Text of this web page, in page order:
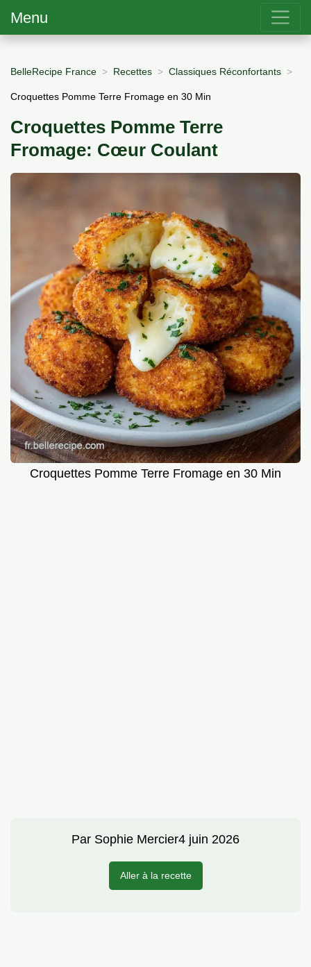
Menu
BelleRecipe France Recettes Classiques Réconfortants
Croquettes Pomme Terre Fromage en 30 Min
Croquettes Pomme Terre
Fromage: Cœur Coulant
Croquettes Pomme Terre Fromage en 30 Min
Par Sophie Mercier4 juin 2026
Aller à la recette